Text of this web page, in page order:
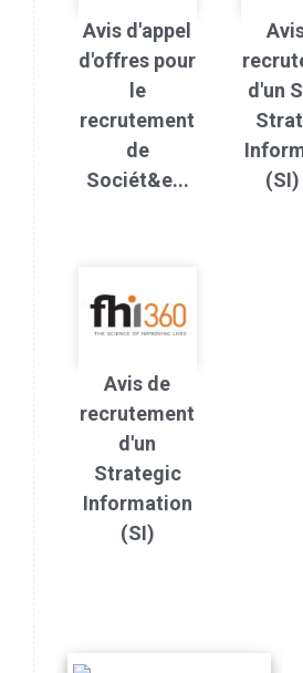
Avis d'appel
d'offres pour
le
recrutement
de
Sociét&e...
d'un
(SI)
Avis de
recrutement
d'un
Strategic
Information
(SI)